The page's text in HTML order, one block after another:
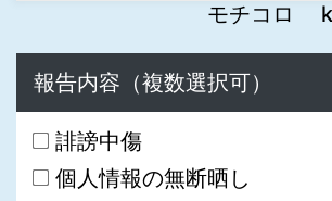
モチコロ
報告内容（複数選択可）
誹謗中傷
個人情報の無断晒し